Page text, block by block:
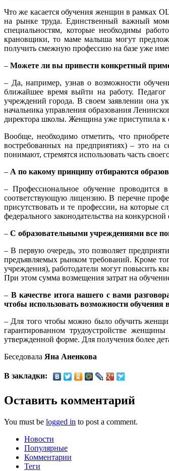
Что же касается обучения женщин в рамках
на рынке труда. Единственный важный
специальностям, которые необходимы
крановщики, то маме малыша могут
получить смежную профессию на базе уже
– Можете ли вы привести конкретный
– Да, например, узнав о возможности
ближайшее время выйти на работу. Педагог
учреждений города. В своем заявлении она
начальника управления образования
директора школы. Женщина уже приступила к
Вообще, необходимо отметить, что
востребованных на предприятиях) – это
понимают, стремятся использовать часть
– А по какому принципу отбираются
– Профессиональное обучение проводится
соответствующую лицензию. В перечне
присутствовать и те профессии, на которые
федерального законодательства на конкурсной
– С образовательными учреждениями все
– В первую очередь, это позволяет
предъявляемых рынком требований. Кроме
учреждения), работодатели могут повысить
При этом сумма возмещения затрат на
– В качестве итога нашего с вами
чтобы использовать возможности
– Для того чтобы можно было обучить
гарантированном трудоустройстве
утвержденной форме. Для получения более
Беседовала Яна Аненкова
В закладки:
Оставить комментарий
You must be logged in to post a comment.
Новости
Популярные
Комментарии
Теги